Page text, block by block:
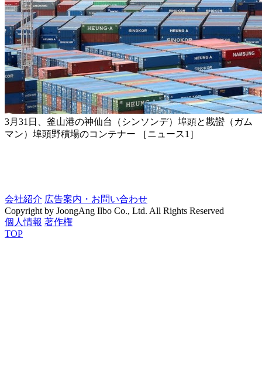
3月31日、釜山港の神仙台（シンソンデ）埠頭と戡蠻（ガム
マン）埠頭野積場のコンテナー ［ニュース1］
会社紹介 広告案内・お問い合わせ
Copyright by JoongAng Ilbo Co., Ltd. All Rights Reserved
個人情報 著作権
TOP